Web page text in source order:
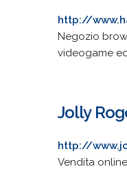
http://
Negozio
videogame
Jolly
http://
Vendita